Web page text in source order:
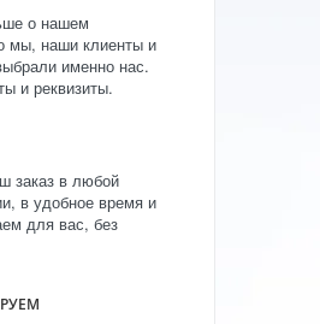
о нашем
мы, наши клиенты и
именно нас.
и реквизиты.
заказ в любой
в удобное время и
для вас, без